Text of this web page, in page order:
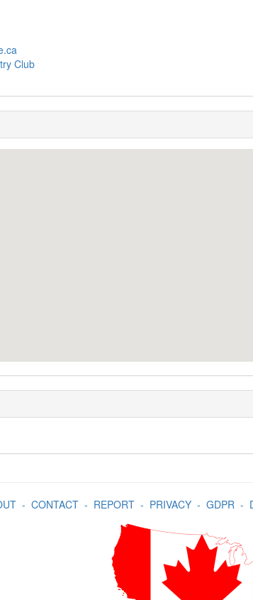
Club
- CONTACT- REPORT- PRIVACY- GDPR-